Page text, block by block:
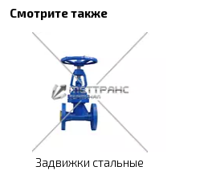
Смотрите также
Задвижки стальные